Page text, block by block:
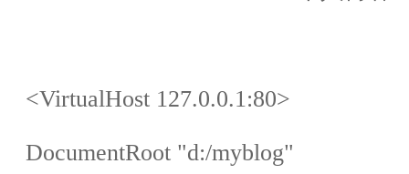
<VirtualHost 127.0.0.1:80>
DocumentRoot "d:/myblog"